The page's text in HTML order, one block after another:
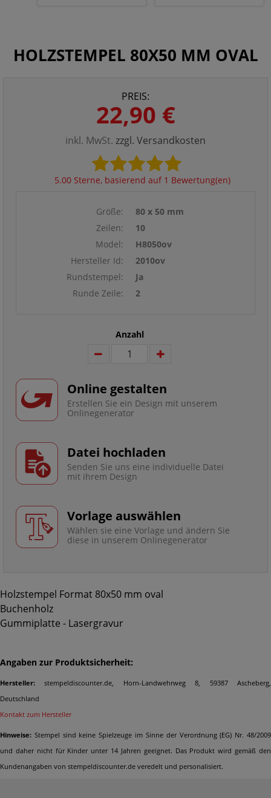
HOLZSTEMPEL 80X50 MM OVAL
PREIS:
22,90 €
inkl. MwSt. zzgl. Versandkosten
5.00 Sterne, basierend auf 1 Bewertung(en)
Größe:
80 x 50 mm
Zeilen:
10
Model:
H8050ov
Hersteller Id:
2010ov
Rundstempel:
Ja
Runde Zeile:
2
Anzahl
Online gestalten
Erstellen Sie ein Design mit unserem
Onlinegenerator
Datei hochladen
Senden Sie uns eine individuelle Datei
mit ihrem Design
Vorlage auswählen
Wählen sie eine Vorlage und ändern Sie
diese in unserem Onlinegenerator
Holzstempel Format 80x50 mm oval
Buchenholz
Gummiplatte - Lasergravur
Angaben zur Produktsicherheit:
Hersteller: stempeldiscounter.de, Horn-Landwehrweg 8, 59387 Ascheberg,
Deutschland
Kontakt zum Hersteller
Hinweise: Stempel sind keine Spielzeuge im Sinne der Verordnung (EG) Nr. 48/2009
und daher nicht für Kinder unter 14 Jahren geeignet. Das Produkt wird gemäß den
Kundenangaben von stempeldiscounter.de veredelt und personalisiert.